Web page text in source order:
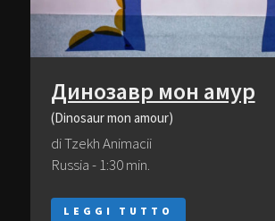
Динозавр мон амур
(Dinosaur mon amour)
di Tzekh Animacii
Russia - 1:30 min.
LEGGI TUTTO